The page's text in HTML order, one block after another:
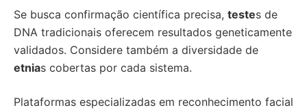
Se busca confirmação científica precisa, testes de
DNA tradicionais oferecem resultados geneticamente
validados. Considere também a diversidade de
etnias cobertas por cada sistema.
Plataformas especializadas em reconhecimento facial